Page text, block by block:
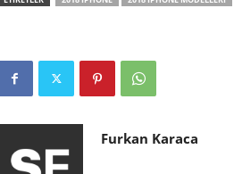
Furkan Karaca